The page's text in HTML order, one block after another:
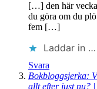
[…] den här
du göra om du
fem […]
Laddar in …
Svara
Bokbloggsjerka:
allt efter just nu? |